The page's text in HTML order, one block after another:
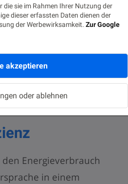
die sie im Rahmen Ihrer Nutzung der
dieser erfassten Daten dienen der
der Werbewirksamkeit. Zur Google
akzeptieren
oder ablehnen
IT-Anwendung
dann unnötige
Energieverbrauch
in einem